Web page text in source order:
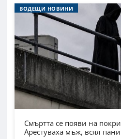
ВОДЕЩИ НОВИНИ
Смъртта се появи на
Арестуваха мъж, всял